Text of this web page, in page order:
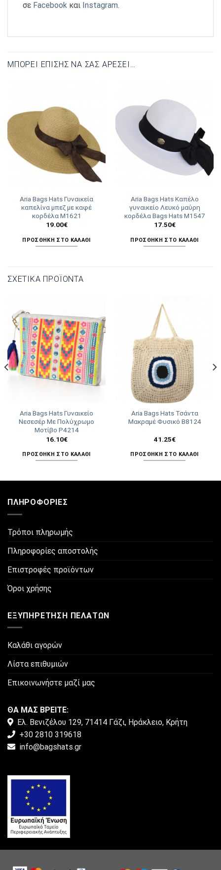
σε Facebook και Instagram.
ΜΠΟΡΕΊ ΕΠΊΣΗΣ ΝΑ ΣΑΣ ΑΡΈΣΕΙ…
Aria Bags Hats Γυναικεία
καπελίνα μπεζ με καφέ
κορδέλα Μ1621
19.00€
ΠΡΟΣΘΉΚΗ ΣΤΟ ΚΑΛΆΘΙ
Aria Bags Hats Καπέλο
γυναικείο Λευκό μαύρη
κορδέλα Bags Hats Μ1547
17.50€
ΠΡΟΣΘΉΚΗ ΣΤΟ ΚΑΛΆΘΙ
ΣΧΕΤΙΚΆ ΠΡΟΪΌΝΤΑ
Aria Bags Hats Γυναικείο
Νεσεσέρ Με Πολύχρωμο
Μοτίβο P4214
16.10€
ΠΡΟΣΘΉΚΗ ΣΤΟ ΚΑΛΆΘΙ
Aria Bags Hats Τσάντα
Μακραμέ Φυσικό Β8124
41.25€
ΠΡΟΣΘΉΚΗ ΣΤΟ ΚΑΛΆΘΙ
ΠΛΗΡΟΦΟΡΊΕΣ
Τρόποι πληρωμής
Πληροφορίες αποστολής
Επιστροφές προϊόντων
Όροι χρήσης
ΕΞΥΠΗΡΈΤΗΣΗ ΠΕΛΑΤΏΝ
Καλάθι αγορών
Λίστα επιθυμιών
Επικοινωνήστε μαζί μας
ΘΑ ΜΑΣ ΒΡΕΙΤΕ:
Ελ. Βενιζέλου 129, 71414 Γάζι, Ηράκλειο, Κρήτη
+30 2810 319618
info@bagshats.gr